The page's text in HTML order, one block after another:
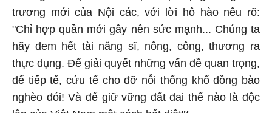
trương mới của Nội các, với lời hô hào nêu rõ:
"Chỉ hợp quần mới gây nên sức mạnh... Chúng ta
hãy đem hết tài năng sĩ, nông, công, thương ra
thực dụng. Để giải quyết những vấn đề quan trọng,
để tiếp tế, cứu tế cho đỡ nỗi thống khổ đồng bào
nghèo đói! Và để giữ vững đất đai thế nào là độc